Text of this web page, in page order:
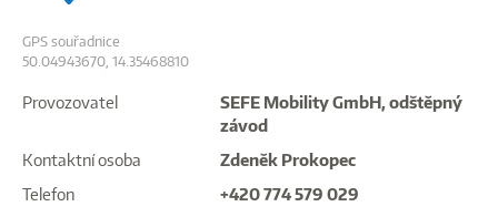
GPS souřadnice
50.04943670, 14.35468810
Provozovatel
SEFE Mobility GmbH, odštěpný
závod
Kontaktní osoba
Zdeněk Prokopec
Telefon
+420 774 579 029